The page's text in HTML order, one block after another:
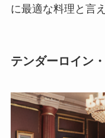
に最適な料理と言え
テンダーロイン